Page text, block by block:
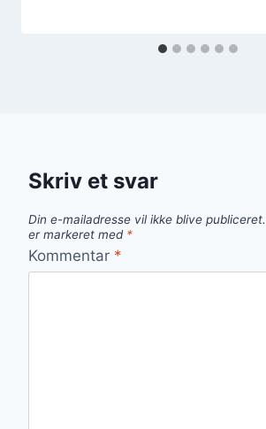
Skriv et svar
Din e-mailadresse vil ikke blive publiceret.
er markeret med *
Kommentar *